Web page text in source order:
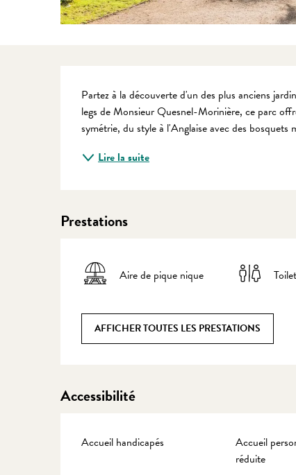
Description
Partez à la découverte d'un des plus anciens
legs de Monsieur Quesnel-Morinière, ce parc
symétrie, du style à l'Anglaise avec des bosquets
Lire la suite
Prestations
Aire de pique nique
AFFICHER TOUTES LES PRESTATIONS
Accessibilité
Accueil handicapés
Accueil
réduite